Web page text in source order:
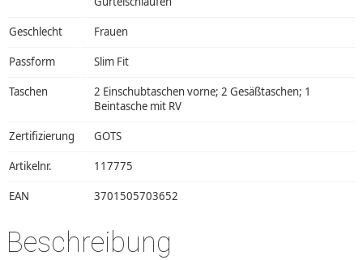
Geschlecht Frauen
Passform Slim Fit
Taschen
2 Einschubtaschen vorne; 2 Gesäßtaschen; 1
Beintasche mit RV
Zertifizierung GOTS
Artikelnr. 117775
EAN 3701505703652
Beschreibung